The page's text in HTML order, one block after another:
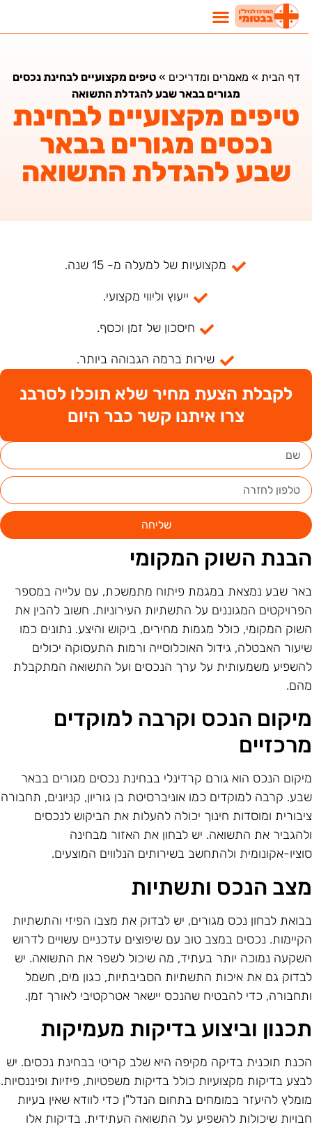
דף הבית»מאמרים ומדריכים»טיפים מקצועיים לבחינת נכסים
מגורים בבאר שבע להגדלת התשואה
טיפים מקצועיים לבחינת
נכסים מגורים בבאר
שבע להגדלת התשואה
מקצועיות של למעלה מ- 15 שנה.
ייעוץ וליווי מקצועי.
חיסכון של זמן וכסף.
שירות ברמה הגבוהה ביותר.
לקבלת הצעת מחיר שלא תוכלו לסרבנ
צרו איתנו קשר כבר היום
שליחה
השוק המקומי
שבע נמצאת במגמת פיתוח מתמשכת, עם עלייה במספר
המגוננים על התשתיות העירוניות. חשוב להבין את
המקומי, כולל מגמות מחירים, ביקוש והיצע. נתונים כמו
האבטלה, גידול האוכלוסייה ורמות התעסוקה יכולים
משמעותית על ערך הנכסים ועל התשואה המתקבלת
הנכס וקרבה למוקדים
הנכס הוא גורם קרדינלי בבחינת נכסים מגורים בבאר
קרבה למוקדים כמו אוניברסיטת בן גוריון, קניונים, תחבורה
ומוסדות חינוך יכולה להעלות את הביקוש לנכסים
את התשואה. יש לבחון את האזור מבחינה
אקונומית ולהתחשב בשירותים הנלווים המוצעים.
הנכס ותשתיות
לבחון נכס מגורים, יש לבדוק את מצבו הפיזי והתשתיות
נכסים במצב טוב עם שיפוצים עדכניים עשויים לדרוש
נמוכה יותר בעתיד, מה שיכול לשפר את התשואה. יש
גם את איכות התשתיות הסביבתיות, כגון מים, חשמל
כדי להבטיח שהנכס יישאר אטרקטיבי לאורך זמן.
וביצוע בדיקות מעמיקות
תוכנית בדיקה מקיפה היא שלב קריטי בבחינת נכסים. יש
בדיקות מקצועיות כולל בדיקות משפטיות, פיזיות ופיננסיות.
להיעזר במומחים בתחום הנדל"ן כדי לוודא שאין בעיות
שיכולות להשפיע על התשואה העתידית. בדיקות אלו